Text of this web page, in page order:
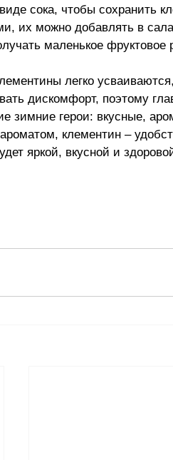
сока, чтобы сохранить
их можно добавлять в
маленькое фруктовое
легко
дискомфорт, поэтому
зимние герои: вкусные,
клементин –
яркой, вкусной и